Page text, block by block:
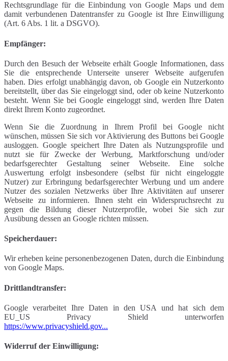
Rechtsgrundlage für die Einbindung von Google Maps und dem
damit verbundenen Datentransfer zu Google ist Ihre Einwilligung
(Art. 6 Abs. 1 lit. a DSGVO).
Empfänger:
Durch den Besuch der Webseite erhält Google Informationen, dass
Sie die entsprechende Unterseite unserer Webseite aufgerufen
haben. Dies erfolgt unabhängig davon, ob Google ein Nutzerkonto
bereitstellt, über das Sie eingeloggt sind, oder ob keine Nutzerkonto
besteht. Wenn Sie bei Google eingeloggt sind, werden Ihre Daten
direkt Ihrem Konto zugeordnet.
Wenn Sie die Zuordnung in Ihrem Profil bei Google nicht
wünschen, müssen Sie sich vor Aktivierung des Buttons bei Google
ausloggen. Google speichert Ihre Daten als Nutzungsprofile und
nutzt sie für Zwecke der Werbung, Marktforschung und/oder
bedarfsgerechter Gestaltung seiner Webseite. Eine solche
Auswertung erfolgt insbesondere (selbst für nicht eingeloggte
Nutzer) zur Erbringung bedarfsgerechter Werbung und um andere
Nutzer des sozialen Netzwerks über Ihre Aktivitäten auf unserer
Webseite zu informieren. Ihnen steht ein Widerspruchsrecht zu
gegen die Bildung dieser Nutzerprofile, wobei Sie sich zur
Ausübung dessen an Google richten müssen.
Speicherdauer:
Wir erheben keine personenbezogenen Daten, durch die Einbindung
von Google Maps.
Drittlandtransfer:
Google verarbeitet Ihre Daten in den USA und hat sich dem
EU_US Privacy Shield unterworfen
https://www.privacyshield.gov...
Widerruf der Einwilligung: